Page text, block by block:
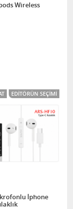
Wireless
EDITÖRÜN SEÇIMI
İphone